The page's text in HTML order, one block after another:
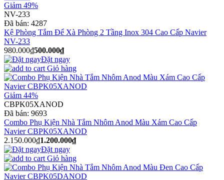
Giảm 49%
NV-233
Đã bán: 4287
Kệ Phòng Tắm Để Xà Phòng 2 Tầng Inox 304 Cao Cấp Navier
NV-233
980.000₫500.000₫
Đặt ngay
Giỏ hàng
Giảm 44%
CBPK05XANOD
Đã bán: 9693
Combo Phụ Kiện Nhà Tắm Nhôm Anod Màu Xám Cao Cấp
Navier CBPK05XANOD
2.150.000₫1.200.000₫
Đặt ngay
Giỏ hàng